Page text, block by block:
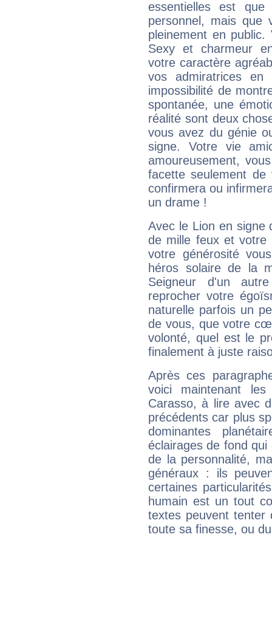
essentielles est
personnel, mais que
pleinement en
Sexy et charmeur
votre caractère
vos admiratrices
impossibilité de
spontanée, une
réalité sont deux
vous avez du génie
signe. Votre vie
amoureusement,
facette seulement
confirmera ou
un drame !
Avec le Lion en signe
de mille feux et votre
votre générosité
héros solaire de la
Seigneur d'un
reprocher votre
naturelle parfois un
de vous, que votre
volonté, quel est le
finalement à juste
Après ces
voici maintenant
Carasso, à lire avec
précédents car plus
dominantes
éclairages de fond
de la personnalité,
généraux : ils
certaines
humain est un tout
textes peuvent tenter
toute sa finesse, ou